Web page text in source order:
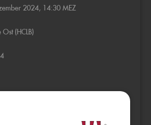
2024, 14:30 MEZ
(HCLB)